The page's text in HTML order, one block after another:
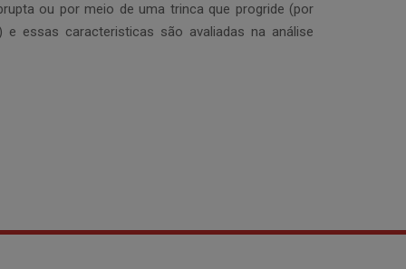
ou por meio de uma trinca que progride (por
essas caracteristicas são avaliadas na análise